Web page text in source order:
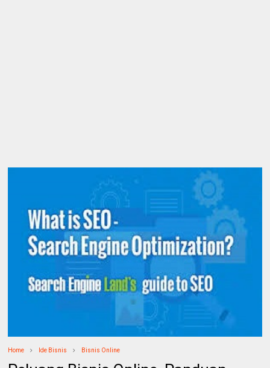
Home Ide Bisnis Bisnis Online